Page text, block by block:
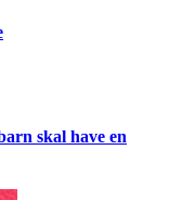
skal have en